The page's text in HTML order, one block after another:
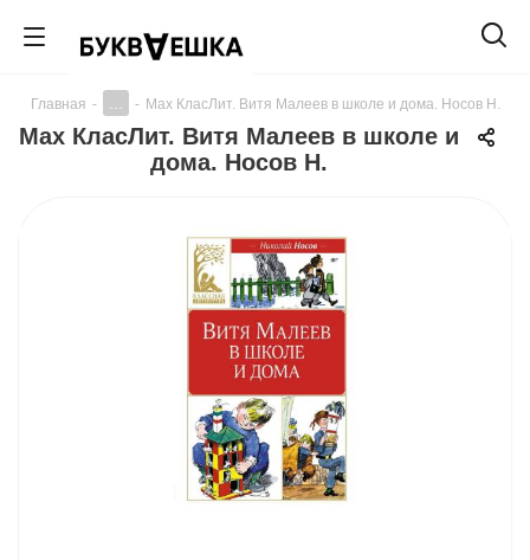
Главная - - Мах КласЛит. Витя Малеев в школе и дома. Носов Н.
Мах КласЛит. Витя Малеев в школе и
дома. Носов Н.